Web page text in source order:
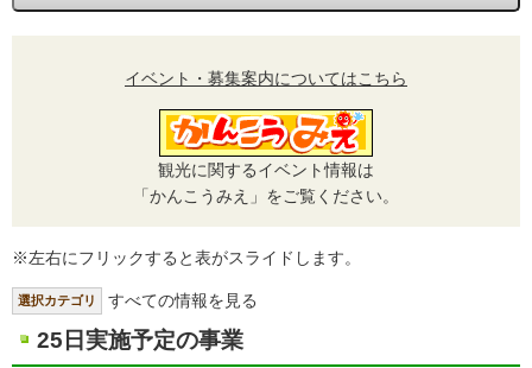
イベント・募集案内についてはこちら
観光に関するイベント情報は
「かんこうみえ」をご覧ください。
※左右にフリックすると表がスライドします。
選択カテゴリ すべての情報を見る
25日実施予定の事業